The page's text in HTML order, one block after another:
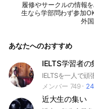
履修やサークルの情報
生なら学部問わず参加OKです！ #春から京都
外
あなたへのおすすめ
IELTS学習者の
メンバー 749
近大生の集い